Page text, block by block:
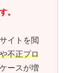
。
イトを閲
不正プロ
ケースが増